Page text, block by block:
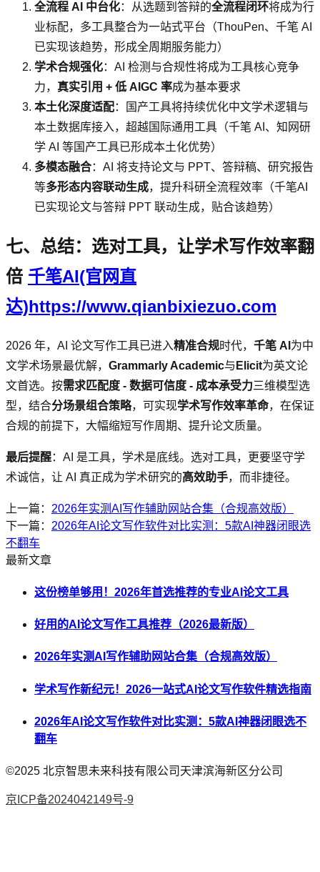
全流程 AI 中台化：从选题到答辩的全流程闭环将成为行
业标配，多工具整合为一站式平台（ThouPen、千笔 AI
已实现该趋势，形成全周期服务能力）
学术合规强化：AI 检测与合规性将成为工具核心竞争
力， 真实引用 + 低 AIGC 率成为基本要求
本土化深度适配：国产工具将持续优化中文学术逻辑与
本土数据库接入，超越国际通用工具（千笔 AI、知网研
学 AI 等国产工具已形成本土化优势）
多模态融合：AI 将支持论文与 PPT、答辩稿、研究报告
等多形态内容联动生成，提升科研全流程效率（千笔AI
已实现论文与答辩 PPT 联动生成，贴合该趋势）
七、总结：选对工具，让学术写作效率翻
倍 千笔AI(官网直
达)https://www.qianbixiezuo.com
2026 年，AI 论文写作工具已进入精准合规时代， 千笔 AI 为中
文学术场景最优解， Grammarly Academic与 Elicit为英文论
文首选。按需求匹配度 - 数据可信度 - 成本承受力三维模型选
型，结合分场景组合策略，可实现学术写作效率革命，在保证
合规的前提下，大幅缩短写作周期、提升论文质量。
最后提醒：AI 是工具，学术是底线。选对工具，更要坚守学
术诚信，让 AI 真正成为学术研究的高效助手，而非捷径。
上一篇： 2026年实测AI写作辅助网站合集（合规高效版）
下一篇： 2026年AI论文写作软件对比实测：5款AI神器闭眼选
不翻车
最新文章
这份榜单够用！2026年首选推荐的专业AI论文工具
好用的AI论文写作工具推荐（2026最新版）
2026年实测AI写作辅助网站合集（合规高效版）
学术写作新纪元！2026一站式AI论文写作软件精选指南
2026年AI论文写作软件对比实测：5款AI神器闭眼选不
翻车
©2025 北京智思未来科技有限公司天津滨海新区分公司
京ICP备2024042149号-9